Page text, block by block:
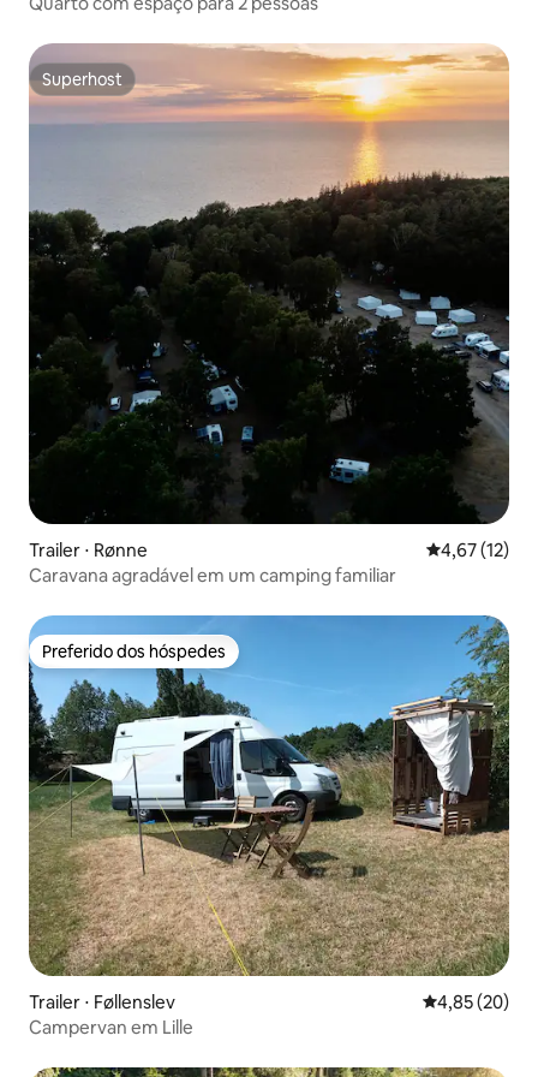
Superhost
Superhost
Trailer ⋅ Rønne 4,67 de uma
4,67 (12)
Caravana agradável em um camping familiar
Preferido dos hóspedes
Preferido dos hóspedes
Trailer ⋅ Føllenslev 4,85 de uma
4,85 (20)
Campervan em Lille